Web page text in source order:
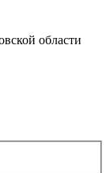
области